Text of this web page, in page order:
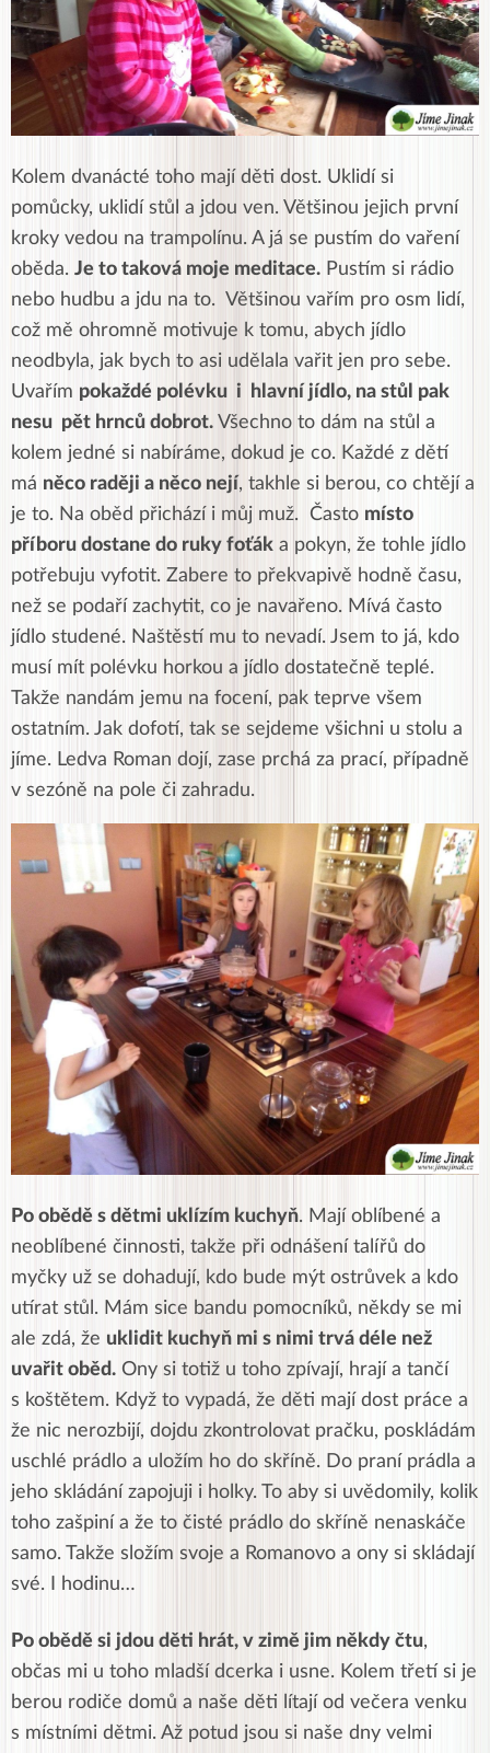
Kolem dvanácté toho mají děti dost. Uklidí si
pomůcky, uklidí stůl a jdou ven. Většinou jejich první
kroky vedou na trampolínu. A já se pustím do vaření
oběda. Je to taková moje meditace. Pustím si rádio
nebo hudbu a jdu na to. Většinou vařím pro osm lidí,
což mě ohromně motivuje k tomu, abych jídlo
neodbyla, jak bych to asi udělala vařit jen pro sebe.
Uvařím pokaždé polévku i hlavní jídlo, na stůl pak
nesu pět hrnců dobrot. Všechno to dám na stůl a
kolem jedné si nabíráme, dokud je co. Každé z dětí
má něco raději a něco nejí, takhle si berou, co chtějí a
je to. Na oběd přichází i můj muž. Často místo
příboru dostane do ruky foťák a pokyn, že tohle jídlo
potřebuju vyfotit. Zabere to překvapivě hodně času,
než se podaří zachytit, co je navařeno. Mívá často
jídlo studené. Naštěstí mu to nevadí. Jsem to já, kdo
musí mít polévku horkou a jídlo dostatečně teplé.
Takže nandám jemu na focení, pak teprve všem
ostatním. Jak dofotí, tak se sejdeme všichni u stolu a
jíme. Ledva Roman dojí, zase prchá za prací, případně
v sezóně na pole či zahradu.
Po obědě s dětmi uklízím kuchyň. Mají oblíbené a
neoblíbené činnosti, takže při odnášení talířů do
myčky už se dohadují, kdo bude mýt ostrůvek a kdo
utírat stůl. Mám sice bandu pomocníků, někdy se mi
ale zdá, že uklidit kuchyň mi s nimi trvá déle než
uvařit oběd. Ony si totiž u toho zpívají, hrají a tančí
s koštětem. Když to vypadá, že děti mají dost práce a
že nic nerozbijí, dojdu zkontrolovat pračku, poskládám
uschlé prádlo a uložím ho do skříně. Do praní prádla a
jeho skládání zapojuji i holky. To aby si uvědomily, kolik
toho zašpiní a že to čisté prádlo do skříně nenaskáče
samo. Takže složím svoje a Romanovo a ony si skládají
své. I hodinu…
Po obědě si jdou děti hrát, v zimě jim někdy čtu,
občas mi u toho mladší dcerka i usne. Kolem třetí si je
berou rodiče domů a naše děti lítají od večera venku
s místními dětmi. Až potud jsou si naše dny velmi